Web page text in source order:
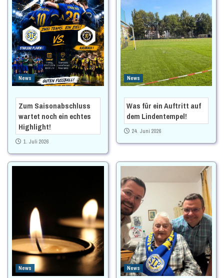
News
Zum Saisonabschluss
wartet noch ein echtes
Highlight!
1. Juli 2026
News
Was für ein Auftritt auf
dem Lindentempel!
24. Juni 2026
News News